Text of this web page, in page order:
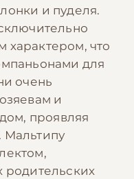
и пуделя.
что
для
очень
и
проявляя
Мальтипу
родительских